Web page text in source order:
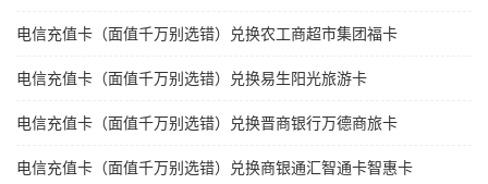
电信充值卡（面值千万别选错）兑换农工商超市集团福卡
电信充值卡（面值千万别选错）兑换易生阳光旅游卡
电信充值卡（面值千万别选错）兑换晋商银行万德商旅卡
电信充值卡（面值千万别选错）兑换商银通汇智通卡智惠卡